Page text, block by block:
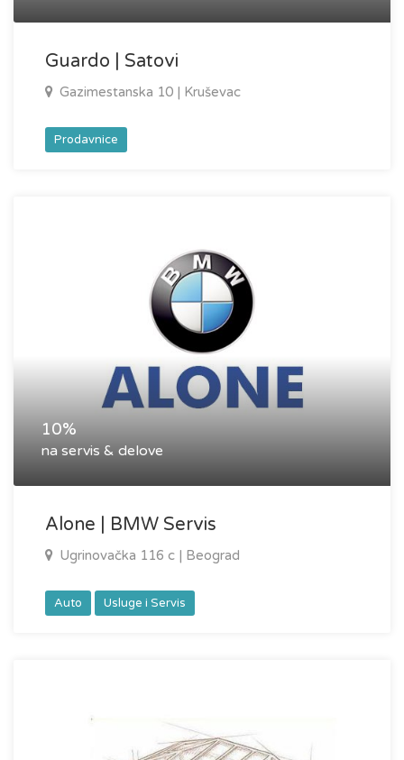
Guardo | Satovi
Gazimestanska 10 | Kruševac
Prodavnice
10%
na servis & delove
Alone | BMW Servis
Ugrinovačka 116 c | Beograd
Auto Usluge i Servis